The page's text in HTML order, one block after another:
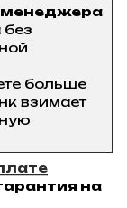
менеджера
больше
взимает
на